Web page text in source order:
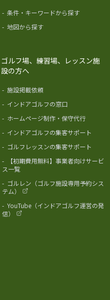
- 条件・キーワードから探す
- 地図から探す
ゴルフ場、練習場、レッスン施
設の方へ
- 施設掲載依頼
- インドアゴルフの窓口
- ホームページ制作・保守代行
- インドアゴルフの集客サポート
- ゴルフレッスンの集客サポート
-
【初期費用無料】事業者向けサービ
ス一覧
- ゴルレン（ゴルフ施設専用予約シス
テム）
- YouTube（インドアゴルフ運営の発
信）